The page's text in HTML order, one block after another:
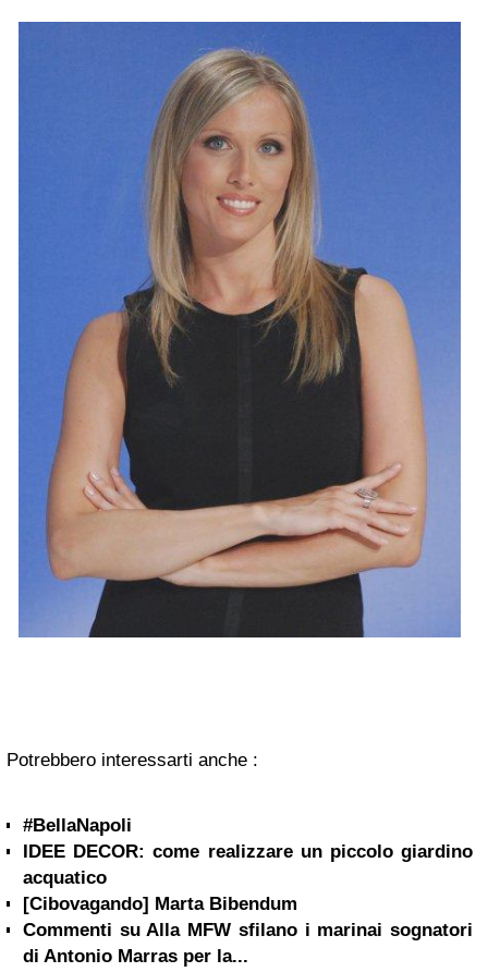
Potrebbero interessarti anche :
#BellaNapoli
IDEE DECOR: come realizzare un piccolo giardino
acquatico
[Cibovagando] Marta Bibendum
Commenti su Alla MFW sfilano i marinai sognatori
di Antonio Marras per la...